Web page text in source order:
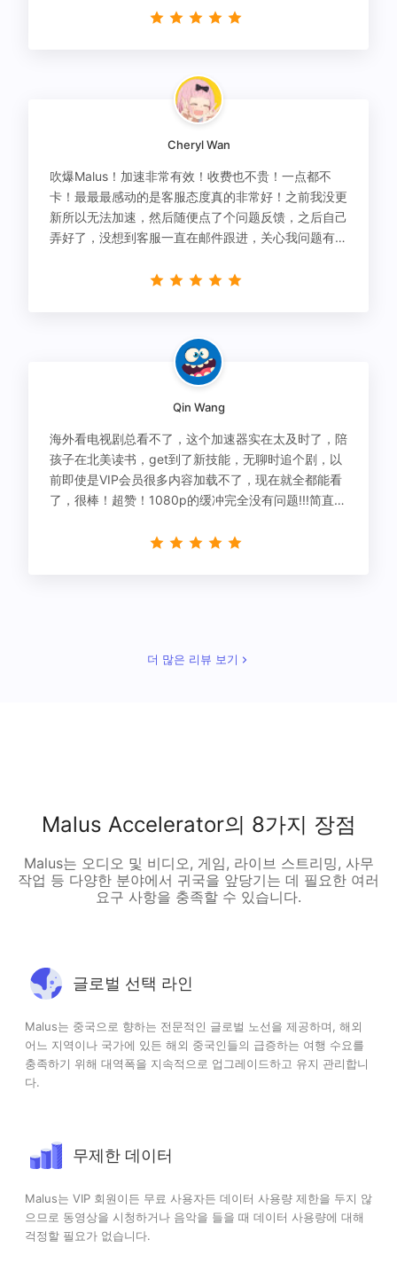
Cheryl Wan
吹爆Malus！加速非常有效！收费也不贵！一点都不
卡！最最最感动的是客服态度真的非常好！之前我没更
新所以无法加速，然后随便点了个问题反馈，之后自己
弄好了，没想到客服一直在邮件跟进，关心我问题有没
Qin Wang
海外看电视剧总看不了，这个加速器实在太及时了，陪
孩子在北美读书，get到了新技能，无聊时追个剧，以
前即使是VIP会员很多内容加载不了，现在就全都能看
了，很棒！超赞！1080p的缓冲完全没有问题!!!简直救
더 많은 리뷰 보기
Malus Accelerator의 8가지 장점
Malus는 오디오 및 비디오, 게임, 라이브 스트리밍, 사무
작업 등 다양한 분야에서 귀국을 앞당기는 데 필요한 여러
요구 사항을 충족할 수 있습니다.
글로벌 선택 라인
Malus는 중국으로 향하는 전문적인 글로벌 노선을 제공하며, 해외
어느 지역이나 국가에 있든 해외 중국인들의 급증하는 여행 수요를
충족하기 위해 대역폭을 지속적으로 업그레이드하고 유지 관리합니
다.
무제한 데이터
Malus는 VIP 회원이든 무료 사용자든 데이터 사용량 제한을 두지 않
으므로 동영상을 시청하거나 음악을 들을 때 데이터 사용량에 대해
걱정할 필요가 없습니다.